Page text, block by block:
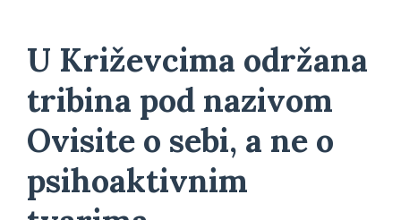
U Križevcima održana
tribina pod nazivom
Ovisite o sebi, a ne o
psihoaktivnim